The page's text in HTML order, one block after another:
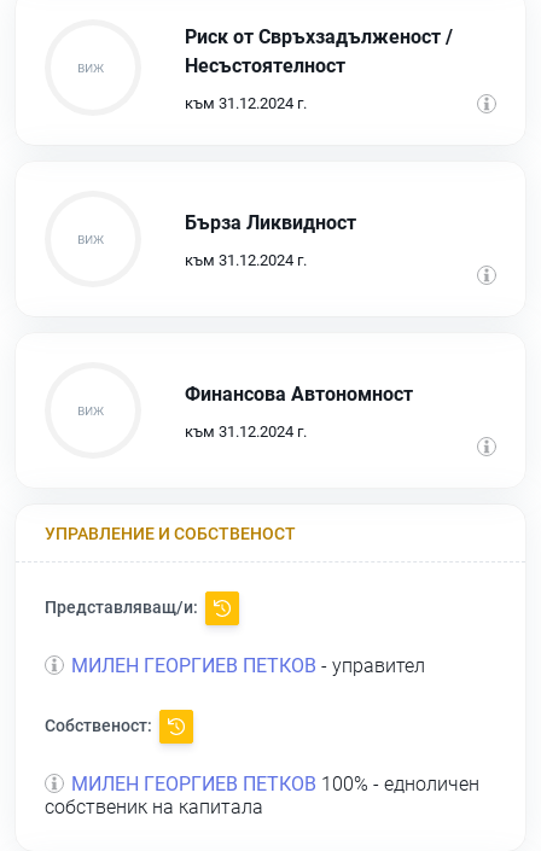
Риск от Свръхзадълженост /
Несъстоятелност
към 31.12.2024 г.
Бърза Ликвидност
към 31.12.2024 г.
Финансова Автономност
към 31.12.2024 г.
УПРАВЛЕНИЕ И СОБСТВЕНОСТ
Представляващ/и:
МИЛЕН ГЕОРГИЕВ ПЕТКОВ - управител
Собственост:
МИЛЕН ГЕОРГИЕВ ПЕТКОВ 100% - едноличен
собственик на капитала